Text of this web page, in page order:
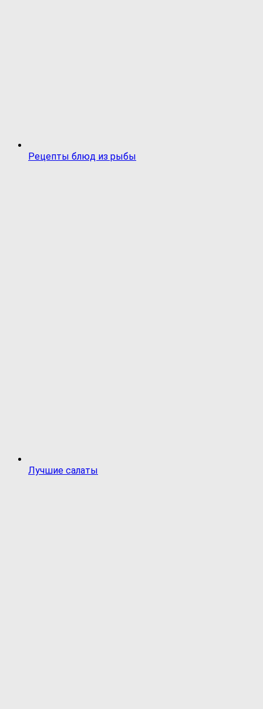
Рецепты блюд из рыбы
Лучшие салаты